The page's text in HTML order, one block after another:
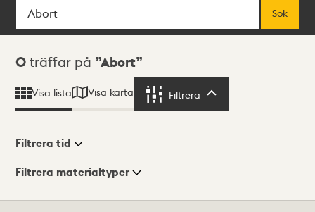
Sök
Sökresultat
0 träffar på Abort
Visa lista Visa karta Filtrera
Visningsläge
Filtrera tid
Filtrera materialtyper